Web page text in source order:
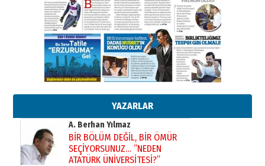
YAZARLAR
Kenan GÜLERCİ
Murat Şahsuvaroğlu ERKON’da
çıtayı yukarı taşırken,
yönetimdekiler aşağı
çekmemeli!
17 Şubat 2026 SalıOrhan BOZKURT
Bir fotoğraf, bir şehir, bir
A. Berhan Yılmaz
BİR BÖLÜM DEĞİL, BİR ÖMÜR
SEÇİYORSUNUZ… “NEDEN
ATATÜRK ÜNİVERSİTESİ?”